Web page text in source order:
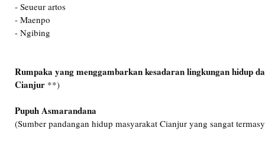
- Seueur artos
- Maenpo
- Ngibing
Rumpaka yang menggambarkan kesadaran lingkungan hidup
Cianjur **)
Pupuh Asmarandana
(Sumber pandangan hidup masyarakat Cianjur yang sangat